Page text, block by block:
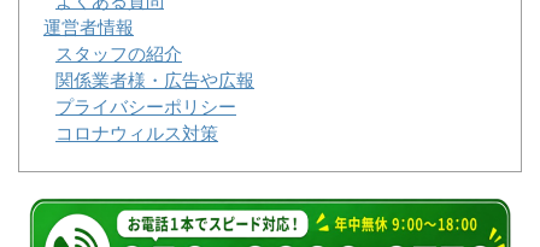
運営者情報
スタッフの紹介
関係業者様・広告や広報
プライバシーポリシー
コロナウィルス対策